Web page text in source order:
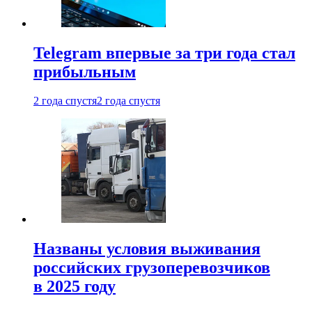
Telegram впервые за три года стал
прибыльным
2 года спустя2 года спустя
Названы условия выживания
российских грузоперевозчиков
в 2025 году